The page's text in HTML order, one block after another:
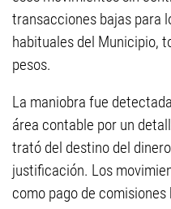
transacciones bajas para
habituales del Municipio,
pesos.
La maniobra fue
área contable por un
trató del destino del
justificación. Los
como pago de comisiones